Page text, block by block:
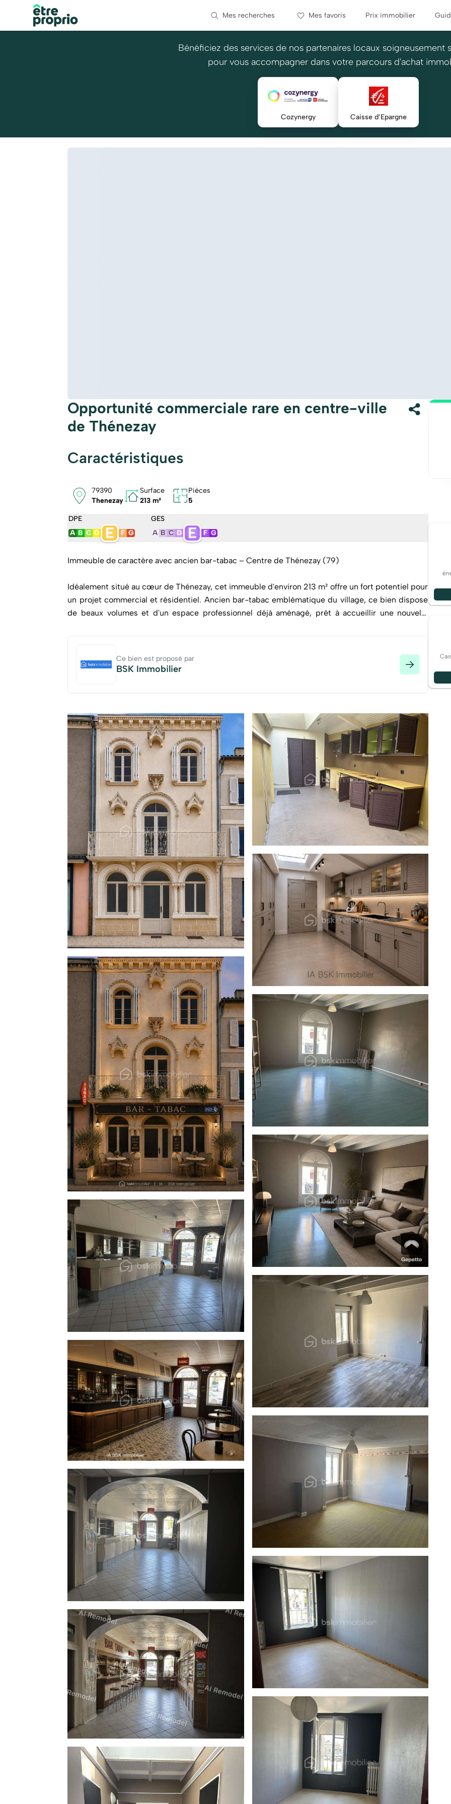
Mes recherches Mes favoris Prix immobilier
Bénéficiez des services de nos partenaires locaux soigneusement
pour vous accompagner dans votre parcours d'achat
Cozynergy Caisse d’Epargne
Opportunité commerciale rare en centre-ville
de Thénezay
Caractéristiques
79390
Thenezay
Surface
213 m²
Pièces
5
DPE
A B C D E F G
GES
A B C D E F G
Immeuble de caractère avec ancien bar-tabac – Centre de Thénezay (79)
Idéalement situé au cœur de Thénezay, cet immeuble d'environ 213 m² offre un fort potentiel pour
un projet commercial et résidentiel. Ancien bar-tabac emblématique du village, ce bien dispose
de beaux volumes et d'un espace professionnel déjà aménagé, prêt à accueillir une nouvelle
* Un espace dédié pouvant accueillir une activité tabac, FDJ, presse ou commerce de proximité
* Des sanitaires aux normes pour l'accueil du public
* Une réserve/remise pour le stockage
* Une cuisine à rénover
Cet espace modulable peut convenir à de nombreux projets :
bar-tabac, FDJ, café, commerce multi-services, salon de thé, petite restauration, épicerie de
proximité.
- Premier étage – Partie habitation
À l'étage, vous trouverez :
* Une pièce de vie lumineuse avec accès à un balcon
* Une Chambre
* Un WC indépendant
- Dernier étage
Le dernier niveau se compose de :
* Trois chambres
* Une salle de bains
- Annexes
* Cave
* Petite terrasse à l'avant du bien
- Caractéristiques techniques
* Chauffage fioul
* Possibilité d'installation d'une pompe à chaleur
* Assainissement collectif (tout-à-l'égout)
- Travaux à prévoir
Des travaux de rénovation seront à prévoir afin de révéler tout le potentiel de cette propriété et
de l'adapter aux projets de ses futurs acquéreurs.
- Un bien à fort potentiel
La partie habitation peut également servir de logement principal ou de logement de fonction.
Son emplacement stratégique en centre-ville assure une bonne visibilité et un passage régulier.
Pour plus d'informations ou organiser une visite, n'hésitez pas à nous contacter.
Cette annonce référence 316889 vous est présentée par votre agent commercial BSK Immobilier
EMMA HUCHET (EI) immatriculé au RSAC de POITIERS (86000) sous le numéro
91774809700032.
Prix du bien : 59 900,00 €
Les honoraires d'agence sont à la charge du vendeur.
A propos des performances énergétiques :
Date de réalisation du diagnostic énergétique : 18/10/2022
Score DPE : 202 kWhEP/m²/an
Score GES : 57 kgepCO2/m²/an
Montant estimé des dépenses annuelles d'énergie pour un usage standard : entre 5200.00 € et
7090.00 € par an. Prix moyens des énergies indexés sur l'année 2021 (abonnements compris).
Les informations sur les risques auxquels ce bien est exposé sont disponibles sur le site
Géorisques : www.georisques.gouv.fr
Ce bien est proposé par
BSK Immobilier